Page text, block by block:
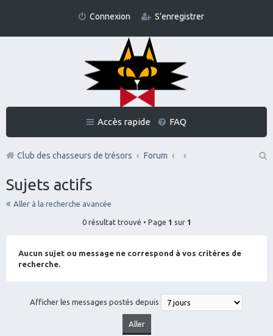
Connexion S’enregistrer
Accès rapide FAQ
Club des chasseurs de trésors
Forum
Sujets actifs
Aller à la recherche avancée
0 résultat trouvé • Page 1 sur 1
Aucun sujet ou message ne correspond à vos critères de
recherche.
Afficher les messages postés depuis